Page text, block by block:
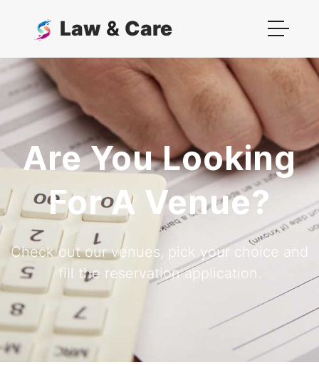
Law & Care
Are You Looking
For A Venue?
Check out our venues, pick your choice and
fill the reservation application.